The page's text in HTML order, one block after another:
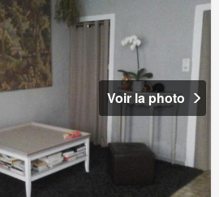
Voir la photo